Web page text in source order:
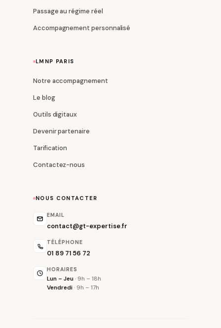
Passage au régime réel
Accompagnement personnalisé
LMNP PARIS
Notre accompagnement
Le blog
Outils digitaux
Devenir partenaire
Tarification
Contactez-nous
NOUS CONTACTER
EMAIL
contact@gt-expertise.fr
TÉLÉPHONE
01 89 71 56 72
HORAIRES
Lun – Jeu· 9h – 18h
Vendredi· 9h – 17h